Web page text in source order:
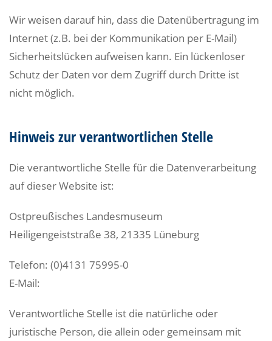
Wir weisen darauf hin, dass die Datenübertragung im
Internet (z.B. bei der Kommunikation per E-Mail)
Sicherheitslücken aufweisen kann. Ein lückenloser
Schutz der Daten vor dem Zugriff durch Dritte ist
nicht möglich.
Hinweis zur verantwortlichen Stelle
Die verantwortliche Stelle für die Datenverarbeitung
auf dieser Website ist:
Ostpreußisches Landesmuseum
Heiligengeiststraße 38, 21335 Lüneburg
Telefon: (0)4131 75995-0
E-Mail:
Verantwortliche Stelle ist die natürliche oder
juristische Person, die allein oder gemeinsam mit